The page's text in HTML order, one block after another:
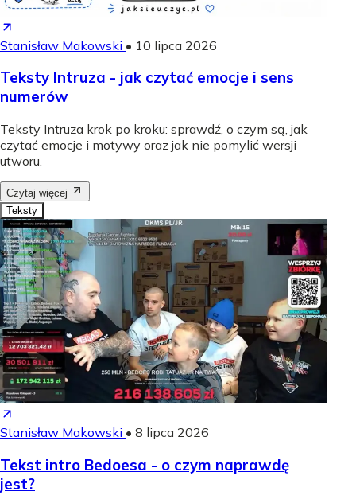
Stanisław Makowski • 10 lipca 2026
Teksty Intruza - jak czytać emocje i sens
numerów
Teksty Intruza krok po kroku: sprawdź, o czym są, jak
czytać emocje i motywy oraz jak nie pomylić wersji
utworu.
Czytaj więcej
Teksty
Stanisław Makowski • 8 lipca 2026
Tekst intro Bedoesa - o czym naprawdę
jest?